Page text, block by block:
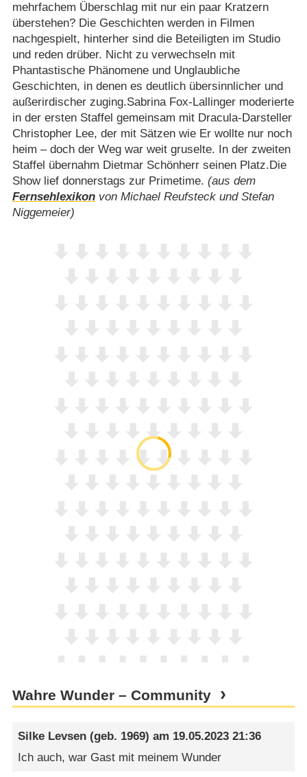
mehrfachem Überschlag mit nur ein paar Kratzern
überstehen? Die Geschichten werden in Filmen
nachgespielt, hinterher sind die Beteiligten im Studio
und reden drüber. Nicht zu verwechseln mit
Phantastische Phänomene und Unglaubliche
Geschichten, in denen es deutlich übersinnlicher und
außerirdischer zuging.Sabrina Fox-Lallinger moderierte
in der ersten Staffel gemeinsam mit Dracula-Darsteller
Christopher Lee, der mit Sätzen wie Er wollte nur noch
heim – doch der Weg war weit gruselte. In der zweiten
Staffel übernahm Dietmar Schönherr seinen Platz.Die
Show lief donnerstags zur Primetime. (aus dem
Fernsehlexikonvon Michael Reufsteck und Stefan
Niggemeier)
Wahre Wunder – Community
Silke Levsen (geb. 1969) am 19.05.2023 21:36
Ich auch, war Gast mit meinem Wunder